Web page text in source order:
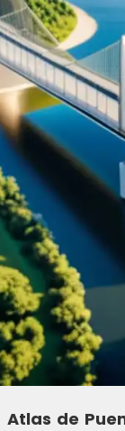
Atlas de